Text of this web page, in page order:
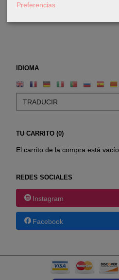
IDIOMA
TU CARRITO (0)
El carrito de la compra está vacío
REDES SOCIALES
Instagram
Facebook
20,00 €
Preferencias